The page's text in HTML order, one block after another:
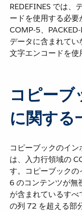
REDEFINES では、
ードを使用する必要
COMP-5、
データに含まれて
文字エンコードを使
コピーブ
に関する
コピーブックのイ
は、入力行領域の
す。コピーブックの
6 のコンテンツが無
が含まれているす
の列 72 を超える部